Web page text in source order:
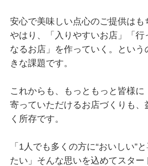
安心で美味しい点心のご提供はも
やはり、「入りやすいお店」「行
なるお店」を作っていく。という
きな課題です。
これからも、もっともっと皆様に
寄っていただけるお店づくりも、
く所存です。
「1人でも多くの方に“おいしい”
たい」そんな思いを込めてスター